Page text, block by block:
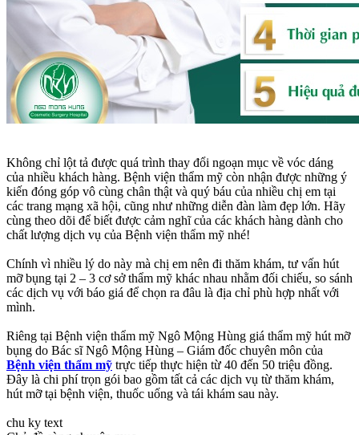
Không chỉ lột tả được quá trình thay đổi ngoạn mục về vóc dáng
của nhiều khách hàng. Bệnh viện thẩm mỹ còn nhận được những ý
kiến đóng góp vô cùng chân thật và quý báu của nhiều chị em tại
các trang mạng xã hội, cũng như những diễn đàn làm đẹp lớn. Hãy
cùng theo dõi để biết được cảm nghĩ của các khách hàng dành cho
chất lượng dịch vụ của Bệnh viện thẩm mỹ nhé!
Chính vì nhiều lý do này mà chị em nên đi thăm khám, tư vấn hút
mỡ bụng tại 2 – 3 cơ sở thẩm mỹ khác nhau nhằm đối chiếu, so sánh
các dịch vụ với báo giá để chọn ra đâu là địa chỉ phù hợp nhất với
mình.
Riêng tại Bệnh viện thẩm mỹ Ngô Mộng Hùng giá thẩm mỹ hút mỡ
bụng do Bác sĩ Ngô Mộng Hùng – Giám đốc chuyên môn của
Bệnh viện thẩm mỹ trực tiếp thực hiện từ 40 đến 50 triệu đồng.
Đây là chi phí trọn gói bao gồm tất cả các dịch vụ từ thăm khám,
hút mỡ tại bệnh viện, thuốc uống và tái khám sau này.
chu ky text